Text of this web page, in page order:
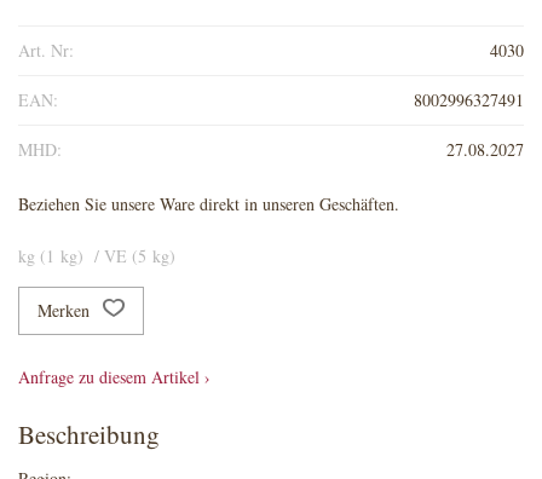
Art. Nr: 4030
EAN: 8002996327491
MHD: 27.08.2027
Beziehen Sie unsere Ware direkt in unseren Geschäften.
kg (1 kg) / VE (5 kg)
Merken
Anfrage zu diesem Artikel ›
Beschreibung